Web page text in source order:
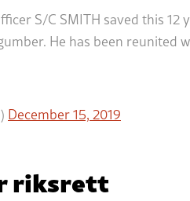
S/C SMITH saved this 12
He has been reunited
December 15, 2019
riksrett